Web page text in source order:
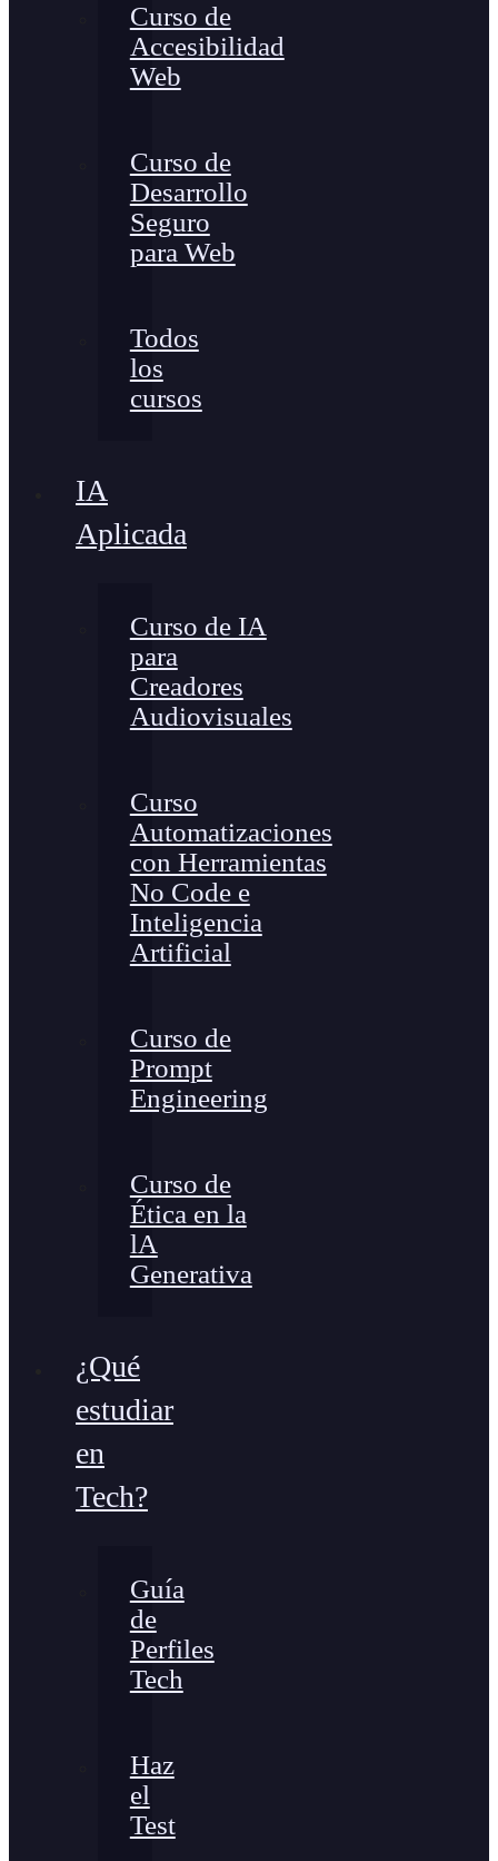
Curso de
Accesibilidad
Web
Curso de
Desarrollo
Seguro
para Web
Todos
los
cursos
IA
Aplicada
Curso de IA
para
Creadores
Audiovisuales
Curso
Automatizaciones
con Herramientas
No Code e
Inteligencia
Artificial
Curso de
Prompt
Engineering
Curso de
Ética en la
lA
Generativa
¿Qué
estudiar
en
Tech?
Guía
de
Perfiles
Tech
Haz
el
Test